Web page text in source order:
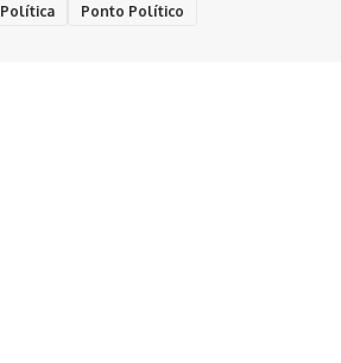
Política Ponto Político